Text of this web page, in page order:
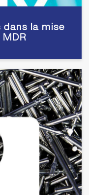
la mise